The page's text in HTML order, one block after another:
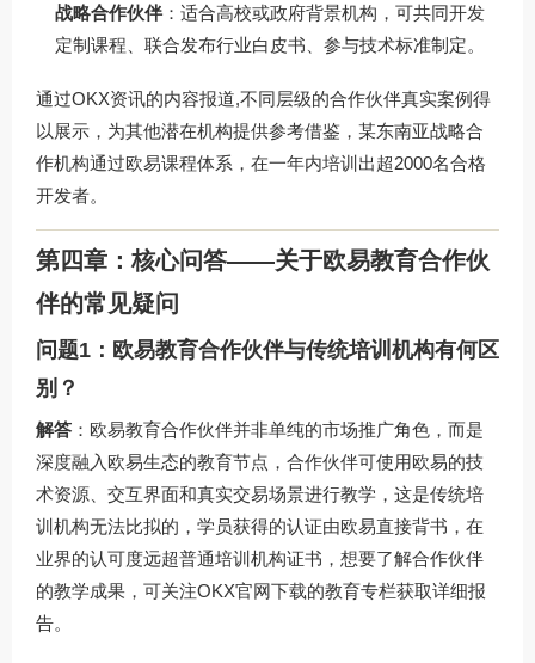
战略合作伙伴：适合高校或政府背景机构，可共同开发
定制课程、联合发布行业白皮书、参与技术标准制定。
通过OKX资讯的内容报道,不同层级的合作伙伴真实案例得
以展示，为其他潜在机构提供参考借鉴，某东南亚战略合
作机构通过欧易课程体系，在一年内培训出超2000名合格
开发者。
第四章：核心问答——关于欧易教育合作伙
伴的常见疑问
问题1：欧易教育合作伙伴与传统培训机构有何区
别？
解答 ：欧易教育合作伙伴并非单纯的市场推广角色，而是
深度融入欧易生态的教育节点，合作伙伴可使用欧易的技
术资源、交互界面和真实交易场景进行教学，这是传统培
训机构无法比拟的，学员获得的认证由欧易直接背书，在
业界的认可度远超普通培训机构证书，想要了解合作伙伴
的教学成果，可关注OKX官网下载的教育专栏获取详细报
告。